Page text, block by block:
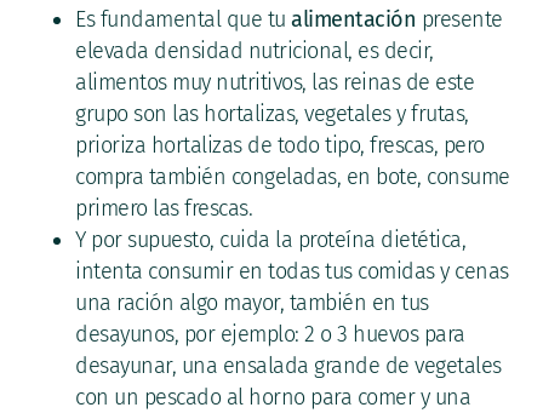
Es fundamental que tualimentación presente
elevada densidad nutricional, es decir,
alimentos muy nutritivos, las reinas de este
grupo son las hortalizas, vegetales y frutas,
prioriza hortalizas de todo tipo, frescas, pero
compra también congeladas, en bote, consume
primero las frescas.
Y por supuesto, cuida la proteína dietética,
intenta consumir en todas tus comidas y cenas
una ración algo mayor, también en tus
desayunos, por ejemplo: 2 o 3 huevos para
desayunar, una ensalada grande de vegetales
con un pescado al horno para comer y una